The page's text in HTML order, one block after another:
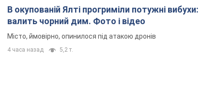
В окупованій Ялті прогриміли потужні вибухи:
валить чорний дим. Фото і відео
Місто, ймовірно, опинилося під атакою дронів
4 часа назад 5,2 т.